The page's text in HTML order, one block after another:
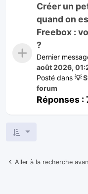
Créer un
quand on
Freebox :
?
Dernier
août 2026,
Posté dans 💡
forum
Réponses :
Aller à la recherche